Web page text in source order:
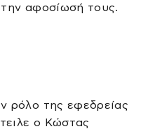
την αφοσίωσή τους.
ρόλο της εφεδρείας
ο Κώστας